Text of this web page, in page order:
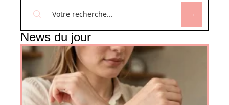
News du jour